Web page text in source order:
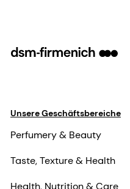
Unsere Geschäftsbereiche
Perfumery & Beauty
Taste, Texture & Health
Health, Nutrition & Care